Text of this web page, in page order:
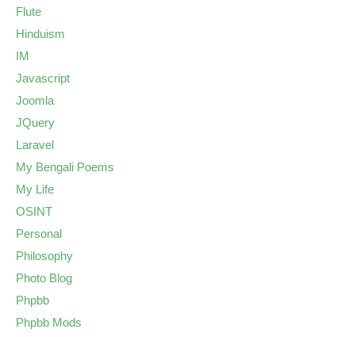
Flute
Hinduism
IM
Javascript
Joomla
JQuery
Laravel
My Bengali Poems
My Life
OSINT
Personal
Philosophy
Photo Blog
Phpbb
Phpbb Mods